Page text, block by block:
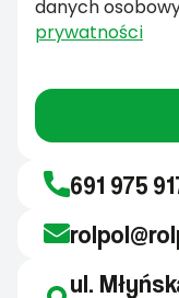
danych
prywatności
691 975
ul.